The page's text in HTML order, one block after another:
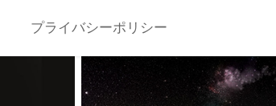
プライバシーポリシー